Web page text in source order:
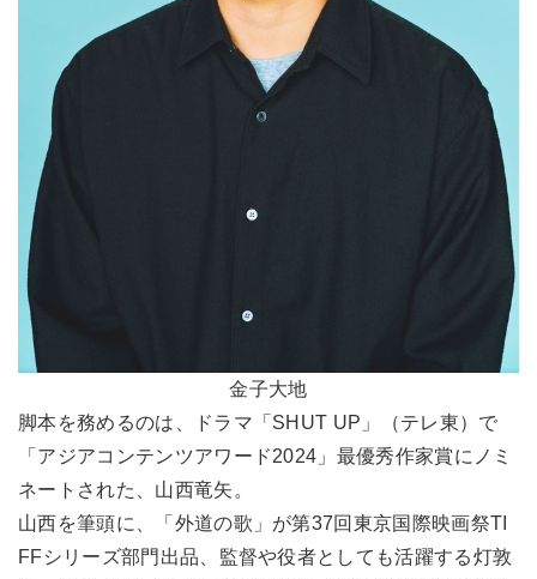
金子大地
脚本を務めるのは、ドラマ「SHUT UP」（テレ東）で
「アジアコンテンツアワード2024」最優秀作家賞にノミ
ネートされた、山西竜矢。
山西を筆頭に、「外道の歌」が第37回東京国際映画祭TI
FFシリーズ部門出品、監督や役者としても活躍する灯敦